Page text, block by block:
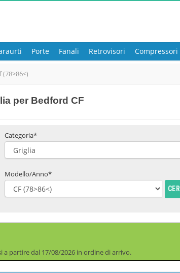
Porte Fanali Retrovisori Compressori
(78>86<)
per Bedford CF
Categoria*
Modello/Anno*
partire dal 17/08/2026 in ordine di arrivo.